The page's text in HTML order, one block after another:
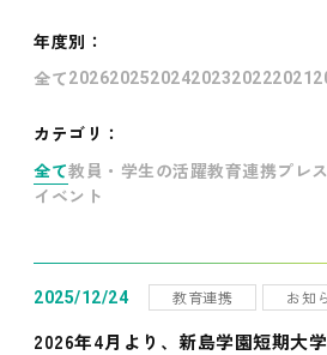
年度別 ：
全て202620252024202320222021
カテゴリ：
全て教員・学生の活躍教育連携プレ
イベント
2025/12/24 教育連携 お知
2026年4月より、新島学園短期大